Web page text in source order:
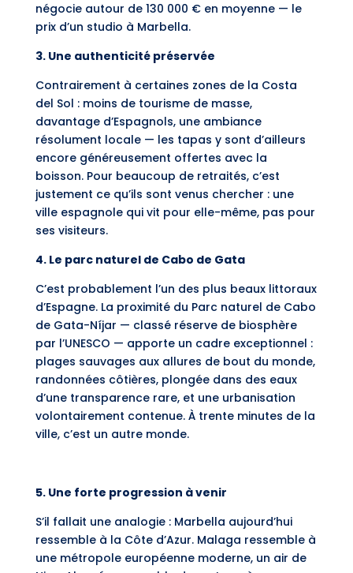
négocie autour de 130 000 € en moyenne — le
prix d’un studio à Marbella.
3. Une authenticité préservée
Contrairement à certaines zones de la Costa
del Sol : moins de tourisme de masse,
davantage d’Espagnols, une ambiance
résolument locale — les tapas y sont d’ailleurs
encore généreusement offertes avec la
boisson. Pour beaucoup de retraités, c’est
justement ce qu’ils sont venus chercher : une
ville espagnole qui vit pour elle-même, pas pour
ses visiteurs.
4. Le parc naturel de Cabo de Gata
C’est probablement l’un des plus beaux littoraux
d’Espagne. La proximité du Parc naturel de Cabo
de Gata-Níjar — classé réserve de biosphère
par l’UNESCO — apporte un cadre exceptionnel :
plages sauvages aux allures de bout du monde,
randonnées côtières, plongée dans des eaux
d’une transparence rare, et une urbanisation
volontairement contenue. À trente minutes de la
ville, c’est un autre monde.
5. Une forte progression à venir
S’il fallait une analogie : Marbella aujourd’hui
ressemble à la Côte d’Azur. Malaga ressemble à
une métropole européenne moderne, un air de